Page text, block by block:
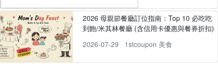
2026 母親節餐廳訂位指南：Top 10 必吃吃
到飽/米其林餐廳 (含信用卡優惠與餐券折扣)
2026-07-29
1stcoupon 美食